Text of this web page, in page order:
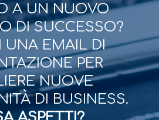
A UN NUOVO
DI SUCCESSO?
UNA EMAIL DI
PER
NUOVE
DI BUSINESS.